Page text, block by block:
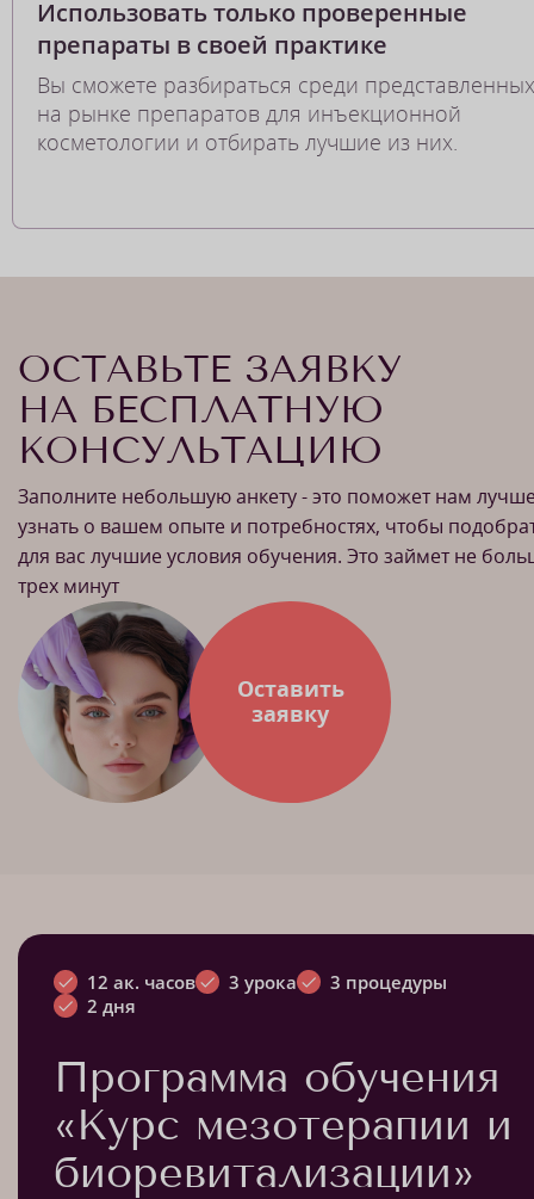
Использовать только проверенные
препараты в своей практике
Вы сможете разбираться среди представленных
на рынке препаратов для инъекционной
косметологии и отбирать лучшие из них.
ОСТАВЬТЕ ЗАЯВКУ
НА БЕСПЛАТНУЮ
КОНСУЛЬТАЦИЮ
Заполните небольшую анкету - это поможет нам
узнать о вашем опыте и потребностях, чтобы
для вас лучшие условия обучения. Это займет не
трех минут
Оставить
заявку
12 ак. часов 3 урока
3 процедуры
2 дня
Программа обучения
«Курс мезотерапии и
биоревитализации»